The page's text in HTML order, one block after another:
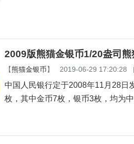
2009版熊猫金银币1/20盎司熊
【熊猫金银币】 2019-06-29 17:20:28
中国人民银行定于2008年11月28日
枚，其中金币7枚，银币3枚，均为